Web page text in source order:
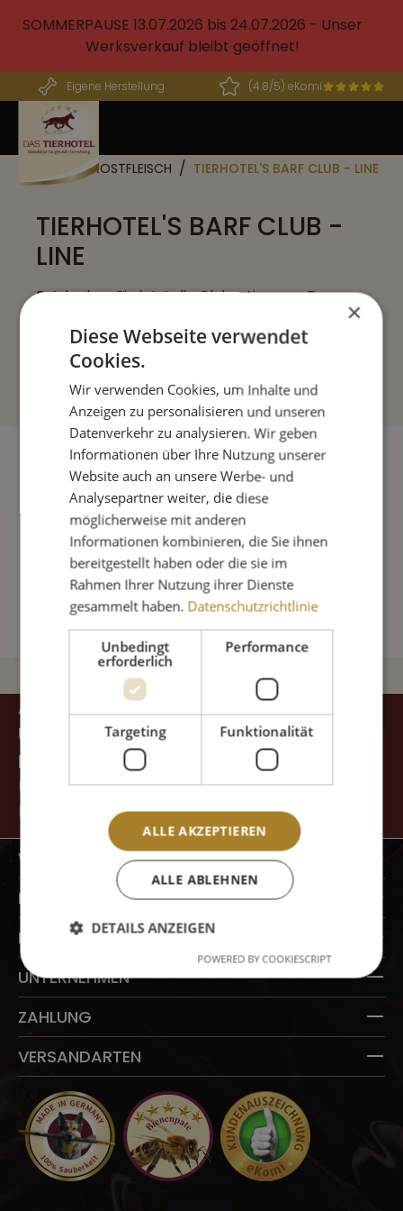
springen
SOMMERPAUSE 13.07.2026 bis 24.07.2026 - Unser
Werksverkauf bleibt geöffnet!
Eigene Herstellung (4.8/5) eKomi
BARF FROSTFLEISCH TIERHOTEL'S BARF CLUB - LINE
TIERHOTEL'S BARF CLUB -
LINE
Entdecken Sie jetzt die Club - Line von Das
Hier erhalten Sie gewolfte Artikel in der 1000g
Großverpackung für Großrudel-Fütterer!
Produkte filtern
Sortierung
Keine Produkte gefunden.
ABONNIERE
UNSEREN
NEWSLETTER
UND BLEIBE AUF
DEM LAUFENDEN.
ZUM NEWSLETTER ABO
WERKSVERKAUF
INFORMATIONEN
KUNDENSERVICE
UNTERNEHMEN
ZAHLUNG
VERSANDARTEN
×
Diese Webseite verwendet
Cookies.
Wir verwenden Cookies, um Inhalte und
Anzeigen zu personalisieren und unseren
Datenverkehr zu analysieren. Wir geben
Informationen über Ihre Nutzung unserer
Website auch an unsere Werbe- und
Analysepartner weiter, die diese
möglicherweise mit anderen
Informationen kombinieren, die Sie ihnen
bereitgestellt haben oder die sie im
Rahmen Ihrer Nutzung ihrer Dienste
gesammelt haben. Datenschutzrichtlinie
Unbedingt
erforderlich
Performance
Targeting Funktionalität
ALLE AKZEPTIEREN
ALLE ABLEHNEN
DETAILS ANZEIGEN
POWERED BY COOKIESCRIPT